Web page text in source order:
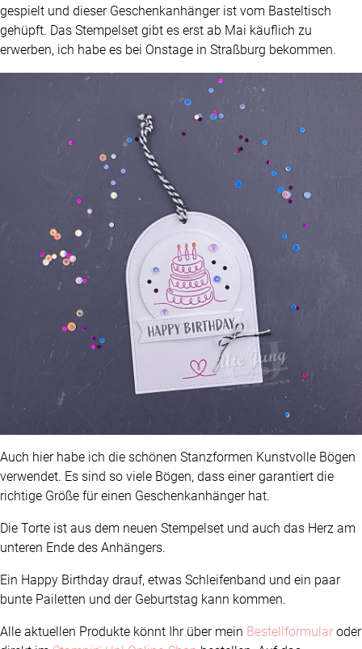
gespielt und dieser Geschenkanhänger ist vom Basteltisch
gehüpft. Das Stempelset gibt es erst ab Mai käuflich zu
erwerben, ich habe es bei Onstage in Straßburg bekommen.
Auch hier habe ich die schönen Stanzformen Kunstvolle Bögen
verwendet. Es sind so viele Bögen, dass einer garantiert die
richtige Größe für einen Geschenkanhänger hat.
Die Torte ist aus dem neuen Stempelset und auch das Herz am
unteren Ende des Anhängers.
Ein Happy Birthday drauf, etwas Schleifenband und ein paar
bunte Pailetten und der Geburtstag kann kommen.
Alle aktuellen Produkte könnt Ihr über mein Bestellformular oder